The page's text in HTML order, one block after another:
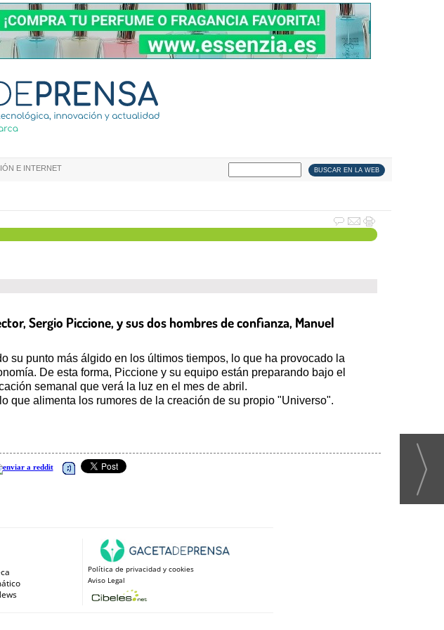
E INTERNET
Sergio Piccione, y sus dos hombres de confianza, Manuel
su punto más álgido en los últimos tiempos, lo que ha provocado la
De esta forma, Piccione y su equipo están preparando bajo el
semanal que verá la luz en el mes de abril.
que alimenta los rumores de la creación de su propio "Universo".
Política de privacidad y cookies
Aviso Legal